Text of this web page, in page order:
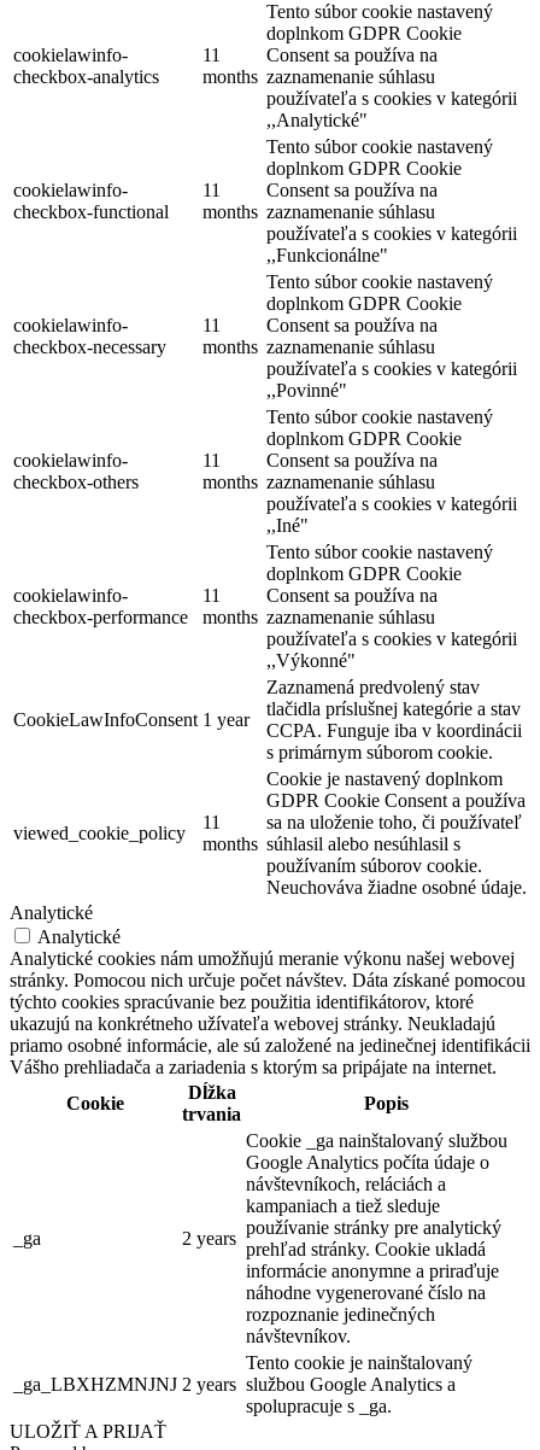
Dni svätého Štefana v Šamoríne
cookielawinfo-
checkbox-analytics
11
months
Tento súbor cookie nastavený
doplnkom GDPR Cookie
Consent sa používa na
zaznamenanie súhlasu
používateľa s cookies v kategórii
,,Analytické"
cookielawinfo-
checkbox-functional
11
months
Tento súbor cookie nastavený
doplnkom GDPR Cookie
Consent sa používa na
zaznamenanie súhlasu
používateľa s cookies v kategórii
,,Funkcionálne"
cookielawinfo-
checkbox-necessary
11
months
Tento súbor cookie nastavený
doplnkom GDPR Cookie
Consent sa používa na
zaznamenanie súhlasu
používateľa s cookies v kategórii
,,Povinné"
cookielawinfo-
checkbox-others
11
months
Tento súbor cookie nastavený
doplnkom GDPR Cookie
Consent sa používa na
zaznamenanie súhlasu
používateľa s cookies v kategórii
,,Iné"
cookielawinfo-
checkbox-performance
11
months
Tento súbor cookie nastavený
doplnkom GDPR Cookie
Consent sa používa na
zaznamenanie súhlasu
používateľa s cookies v kategórii
,,Výkonné"
CookieLawInfoConsent 1 year
Zaznamená predvolený stav
tlačidla príslušnej kategórie a stav
CCPA. Funguje iba v koordinácii
s primárnym súborom cookie.
viewed_cookie_policy
11
months
Cookie je nastavený doplnkom
GDPR Cookie Consent a používa
sa na uloženie toho, či používateľ
súhlasil alebo nesúhlasil s
používaním súborov cookie.
Neuchováva žiadne osobné údaje.
Analytické
Analytické
Analytické cookies nám umožňujú meranie výkonu našej webovej
stránky. Pomocou nich určuje počet návštev. Dáta získané pomocou
týchto cookies spracúvanie bez použitia identifikátorov, ktoré
ukazujú na konkrétneho užívateľa webovej stránky. Neukladajú
priamo osobné informácie, ale sú založené na jedinečnej identifikácii
Vášho prehliadača a zariadenia s ktorým sa pripájate na internet.
Cookie
Dĺžka
trvania
Popis
_ga 2 years
Cookie _ga nainštalovaný službou
Google Analytics počíta údaje o
návštevníkoch, reláciách a
kampaniach a tiež sleduje
používanie stránky pre analytický
prehľad stránky. Cookie ukladá
informácie anonymne a priraďuje
náhodne vygenerované číslo na
rozpoznanie jedinečných
návštevníkov.
_ga_LBXHZMNJNJ 2 years
Tento cookie je nainštalovaný
službou Google Analytics a
spolupracuje s _ga.
ULOŽIŤ A PRIJAŤ